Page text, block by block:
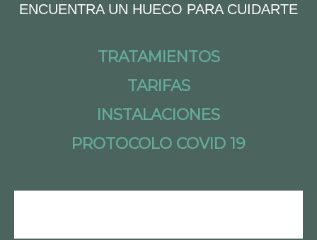
ENCUENTRA UN HUECO PARA CUIDARTE
TRATAMIENTOS
TARIFAS
INSTALACIONES
PROTOCOLO COVID 19